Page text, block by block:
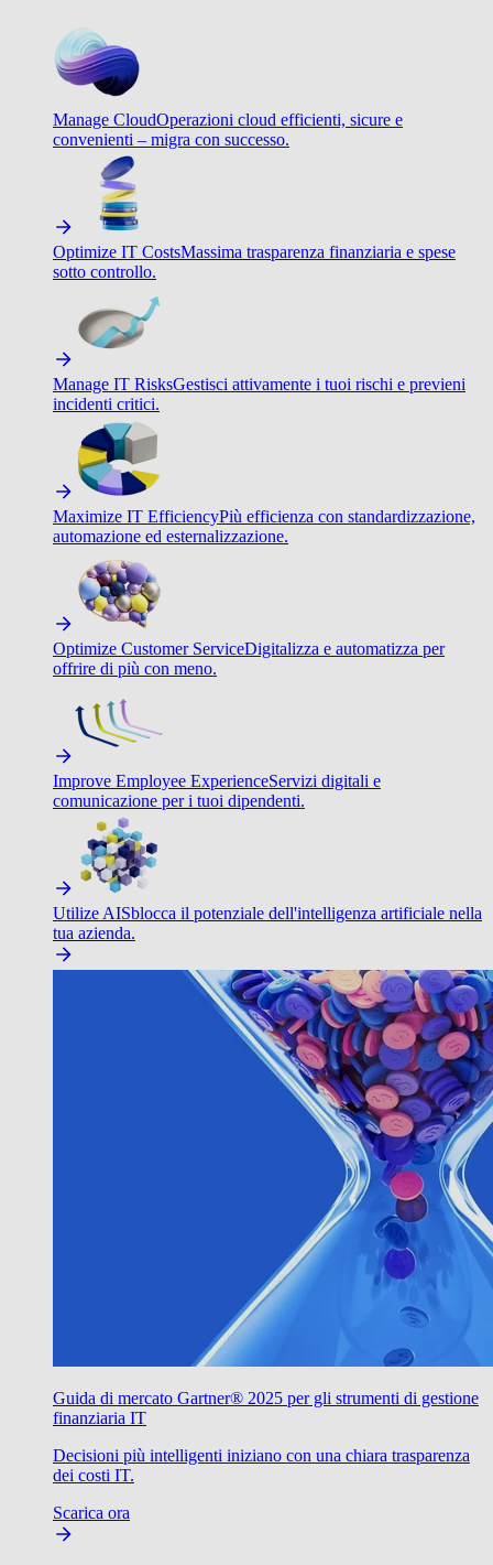
Manage CloudOperazioni cloud efficienti, sicure e
convenienti – migra con successo.
Optimize IT CostsMassima trasparenza finanziaria e spese
sotto controllo.
Manage IT RisksGestisci attivamente i tuoi rischi e previeni
incidenti critici.
Maximize IT EfficiencyPiù efficienza con standardizzazione,
automazione ed esternalizzazione.
Optimize Customer ServiceDigitalizza e automatizza per
offrire di più con meno.
Improve Employee ExperienceServizi digitali e
comunicazione per i tuoi dipendenti.
Utilize AISblocca il potenziale dell'intelligenza artificiale nella
tua azienda.
Guida di mercato Gartner® 2025 per gli strumenti di gestione
finanziaria IT
Decisioni più intelligenti iniziano con una chiara trasparenza
dei costi IT.
Scarica ora